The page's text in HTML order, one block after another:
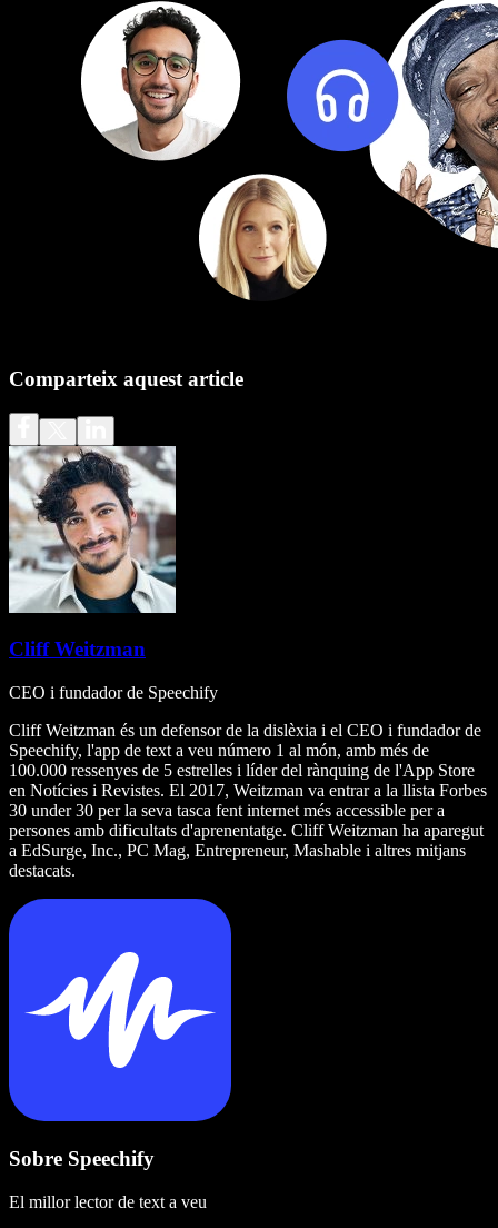
Comparteix aquest article
Cliff Weitzman
CEO i fundador de Speechify
Cliff Weitzman és un defensor de la dislèxia i el CEO i fundador de
Speechify, l'app de text a veu número 1 al món, amb més de
100.000 ressenyes de 5 estrelles i líder del rànquing de l'App Store
en Notícies i Revistes. El 2017, Weitzman va entrar a la llista Forbes
30 under 30 per la seva tasca fent internet més accessible per a
persones amb dificultats d'aprenentatge. Cliff Weitzman ha aparegut
a EdSurge, Inc., PC Mag, Entrepreneur, Mashable i altres mitjans
destacats.
Sobre Speechify
El millor lector de text a veu